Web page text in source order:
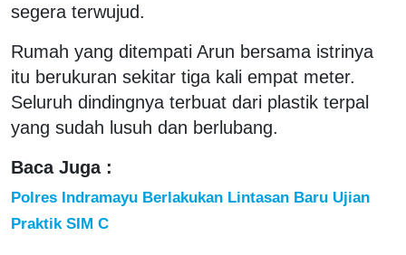
segera terwujud.
Rumah yang ditempati Arun bersama istrinya
itu berukuran sekitar tiga kali empat meter.
Seluruh dindingnya terbuat dari plastik terpal
yang sudah lusuh dan berlubang.
Baca Juga :
Polres Indramayu Berlakukan Lintasan Baru Ujian
Praktik SIM C